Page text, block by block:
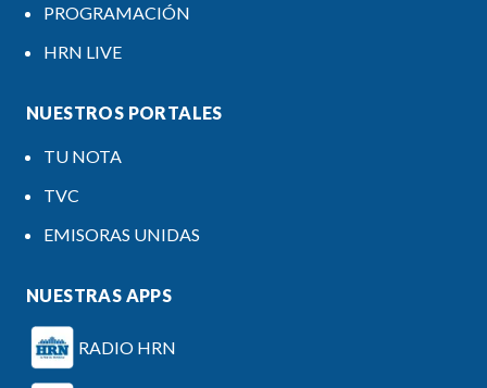
PROGRAMACIÓN
HRN LIVE
NUESTROS PORTALES
TU NOTA
TVC
EMISORAS UNIDAS
NUESTRAS APPS
RADIO HRN